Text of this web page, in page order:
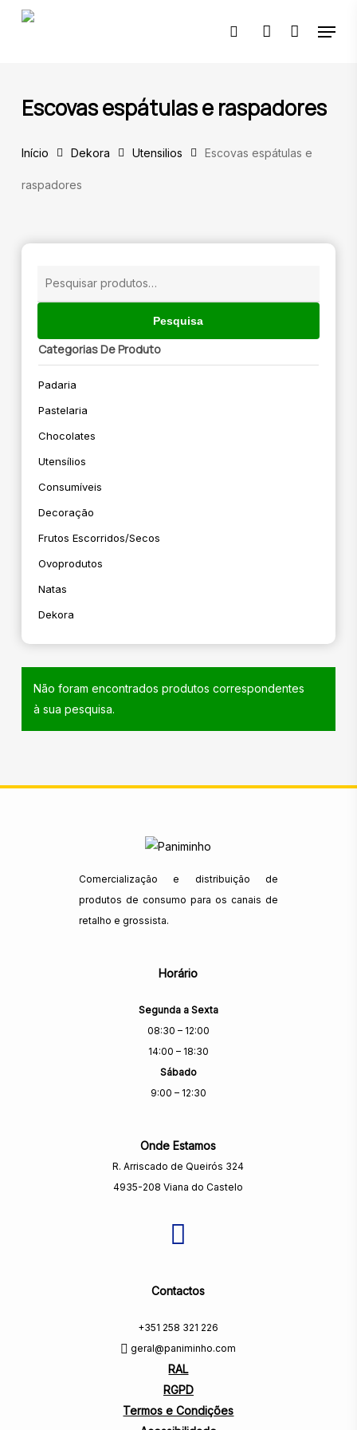
Skip
pesquisaraccount
Menu
Escovas espátulas e raspadores
Início Dekora Utensilios Escovas espátulas e
raspadores
Pesquisa
Categorias De Produto
Padaria
Pastelaria
Chocolates
Utensílios
Consumíveis
Decoração
Frutos Escorridos/secos
Ovoprodutos
Natas
Dekora
Não foram encontrados produtos correspondentes
à sua pesquisa.
Comercialização e distribuição de
produtos de consumo para os canais de
retalho e grossista.
Horário
Segunda a Sexta
08:30 – 12:00
14:00 – 18:30
Sábado
9:00 – 12:30
Onde Estamos
R. Arriscado de Queirós 324
4935-208 Viana do Castelo
Contactos
+351 258 321 226
geral@paniminho.com
RAL
RGPD
Termos e Condições